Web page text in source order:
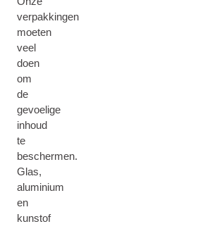
verpakkingen
moeten
veel
doen
om
de
gevoelige
inhoud
te
beschermen.
Glas,
aluminium
en
kunstof